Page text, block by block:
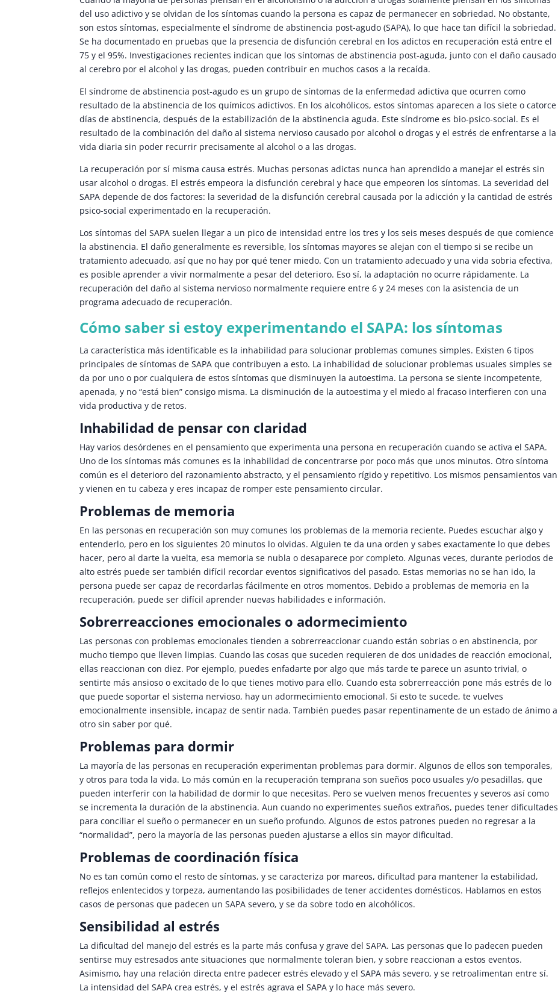
del uso adictivo y se olvidan de los síntomas cuando la persona es capaz de permanecer en sobriedad. No obstante,
son estos síntomas, especialmente el síndrome de abstinencia post-agudo (SAPA), lo que hace tan difícil la sobriedad.
Se ha documentado en pruebas que la presencia de disfunción cerebral en los adictos en recuperación está entre el
75 y el 95%. Investigaciones recientes indican que los síntomas de abstinencia post-aguda, junto con el daño causado
al cerebro por el alcohol y las drogas, pueden contribuir en muchos casos a la recaída.
El síndrome de abstinencia post-agudo es un grupo de síntomas de la enfermedad adictiva que ocurren como
resultado de la abstinencia de los químicos adictivos. En los alcohólicos, estos síntomas aparecen a los siete o catorce
días de abstinencia, después de la estabilización de la abstinencia aguda. Este síndrome es bio-psico-social. Es el
resultado de la combinación del daño al sistema nervioso causado por alcohol o drogas y el estrés de enfrentarse a la
vida diaria sin poder recurrir precisamente al alcohol o a las drogas.
La recuperación por sí misma causa estrés. Muchas personas adictas nunca han aprendido a manejar el estrés sin
usar alcohol o drogas. El estrés empeora la disfunción cerebral y hace que empeoren los síntomas. La severidad del
SAPA depende de dos factores: la severidad de la disfunción cerebral causada por la adicción y la cantidad de estrés
psico-social experimentado en la recuperación.
Los síntomas del SAPA suelen llegar a un pico de intensidad entre los tres y los seis meses después de que comience
la abstinencia. El daño generalmente es reversible, los síntomas mayores se alejan con el tiempo si se recibe un
tratamiento adecuado, así que no hay por qué tener miedo. Con un tratamiento adecuado y una vida sobria efectiva,
es posible aprender a vivir normalmente a pesar del deterioro. Eso sí, la adaptación no ocurre rápidamente. La
recuperación del daño al sistema nervioso normalmente requiere entre 6 y 24 meses con la asistencia de un
programa adecuado de recuperación.
Cómo saber si estoy experimentando el SAPA: los síntomas
La característica más identificable es la inhabilidad para solucionar problemas comunes simples. Existen 6 tipos
principales de síntomas de SAPA que contribuyen a esto. La inhabilidad de solucionar problemas usuales simples se
da por uno o por cualquiera de estos síntomas que disminuyen la autoestima. La persona se siente incompetente,
apenada, y no “está bien” consigo misma. La disminución de la autoestima y el miedo al fracaso interfieren con una
vida productiva y de retos.
Inhabilidad de pensar con claridad
Hay varios desórdenes en el pensamiento que experimenta una persona en recuperación cuando se activa el SAPA.
Uno de los síntomas más comunes es la inhabilidad de concentrarse por poco más que unos minutos. Otro síntoma
común es el deterioro del razonamiento abstracto, y el pensamiento rígido y repetitivo. Los mismos pensamientos van
y vienen en tu cabeza y eres incapaz de romper este pensamiento circular.
Problemas de memoria
En las personas en recuperación son muy comunes los problemas de la memoria reciente. Puedes escuchar algo y
entenderlo, pero en los siguientes 20 minutos lo olvidas. Alguien te da una orden y sabes exactamente lo que debes
hacer, pero al darte la vuelta, esa memoria se nubla o desaparece por completo. Algunas veces, durante periodos de
alto estrés puede ser también difícil recordar eventos significativos del pasado. Estas memorias no se han ido, la
persona puede ser capaz de recordarlas fácilmente en otros momentos. Debido a problemas de memoria en la
recuperación, puede ser difícil aprender nuevas habilidades e información.
Sobrerreacciones emocionales o adormecimiento
Las personas con problemas emocionales tienden a sobrerreaccionar cuando están sobrias o en abstinencia, por
mucho tiempo que lleven limpias. Cuando las cosas que suceden requieren de dos unidades de reacción emocional,
ellas reaccionan con diez. Por ejemplo, puedes enfadarte por algo que más tarde te parece un asunto trivial, o
sentirte más ansioso o excitado de lo que tienes motivo para ello. Cuando esta sobrerreacción pone más estrés de lo
que puede soportar el sistema nervioso, hay un adormecimiento emocional. Si esto te sucede, te vuelves
emocionalmente insensible, incapaz de sentir nada. También puedes pasar repentinamente de un estado de ánimo a
otro sin saber por qué.
Problemas para dormir
La mayoría de las personas en recuperación experimentan problemas para dormir. Algunos de ellos son temporales,
y otros para toda la vida. Lo más común en la recuperación temprana son sueños poco usuales y/o pesadillas, que
pueden interferir con la habilidad de dormir lo que necesitas. Pero se vuelven menos frecuentes y severos así como
se incrementa la duración de la abstinencia. Aun cuando no experimentes sueños extraños, puedes tener dificultades
para conciliar el sueño o permanecer en un sueño profundo. Algunos de estos patrones pueden no regresar a la
“normalidad”, pero la mayoría de las personas pueden ajustarse a ellos sin mayor dificultad.
Problemas de coordinación física
No es tan común como el resto de síntomas, y se caracteriza por mareos, dificultad para mantener la estabilidad,
reflejos enlentecidos y torpeza, aumentando las posibilidades de tener accidentes domésticos. Hablamos en estos
casos de personas que padecen un SAPA severo, y se da sobre todo en alcohólicos.
Sensibilidad al estrés
La dificultad del manejo del estrés es la parte más confusa y grave del SAPA. Las personas que lo padecen pueden
sentirse muy estresados ante situaciones que normalmente toleran bien, y sobre reaccionan a estos eventos.
Asimismo, hay una relación directa entre padecer estrés elevado y el SAPA más severo, y se retroalimentan entre sí.
La intensidad del SAPA crea estrés, y el estrés agrava el SAPA y lo hace más severo.